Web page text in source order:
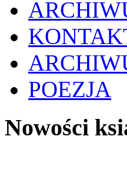
POEZJA
Nowości